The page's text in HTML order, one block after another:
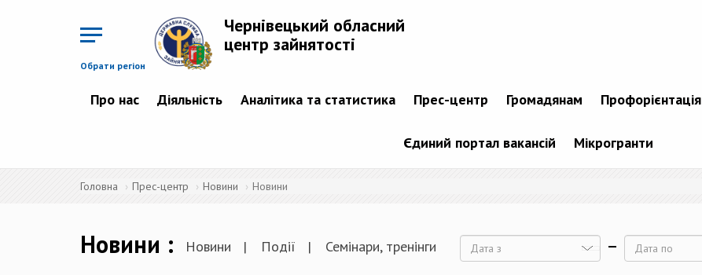
Обрати регіон
Чернівецький обласний
центр зайнятості
Про нас Діяльність Аналітика та статистика Прес-центр Громадянам Профорієнтація
Єдиний портал вакансій Мікрогранти
Головна Прес-центр Новини Новини
Новини Новини Події Семінари, тренінги